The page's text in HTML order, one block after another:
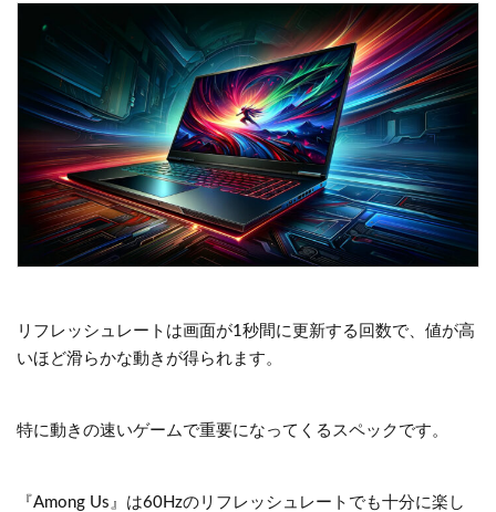
リフレッシュレートは画面が1秒間に更新する回数で、値が高
いほど滑らかな動きが得られます。
特に動きの速いゲームで重要になってくるスペックです。
『Among Us』は60Hzのリフレッシュレートでも十分に楽し